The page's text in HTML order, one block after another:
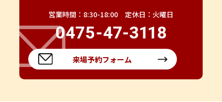
営業時間：8:30-18:00 定休日：火曜日
来場予約フォーム